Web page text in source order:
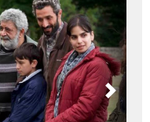
Next